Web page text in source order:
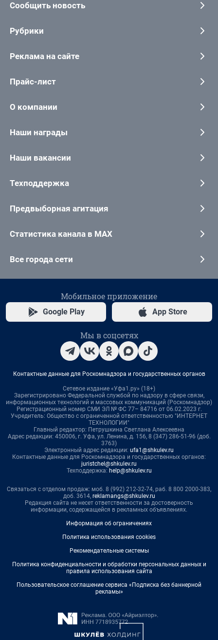
Сообщить новость
Рубрики
Реклама на сайте
Прайс-лист
О компании
Наши награды
Наши вакансии
Техподдержка
Предвыборная агитация
Статистика канала в MAX
Все города сети
Мобильное приложение
Google Play App Store
Мы в соцсетях
Контактные данные для Роскомнадзора и государственных органов
Сетевое издание «Уфа1.ру» (18+)
Зарегистрировано Федеральной службой по надзору в сфере связи,
информационных технологий и массовых коммуникаций (Роскомнадзор)
Регистрационный номер СМИ ЭЛ № ФС 77– 84716 от 06.02.2023 г.
Учредитель: Общество с ограниченной ответственностью "ИНТЕРНЕТ
ТЕХНОЛОГИИ"
Главный редактор: Петрушкина Светлана Алексеевна
Адрес редакции: 450006, г. Уфа, ул. Ленина, д. 156, 8 (347) 286-51-96 (доб.
3763)
Электронный адрес редакции: ufa1@shkulev.ru
Контактные данные для Роскомнадзора и государственных органов:
juristchel@shkulev.ru
Техподдержка: help@shkulev.ru
Связаться с отделом продаж: моб. 8 (992) 212-32-74, раб. 8 800 2000-383,
доб. 3614, reklamangs@shkulev.ru
Редакция сайта не несет ответственности за достоверность
информации, содержащейся в рекламных объявлениях.
Информация об ограничениях
Политика использования cookies
Рекомендательные системы
Политика конфиденциальности и обработки персональных данных и
правила использования сайта
Пользовательское соглашение сервиса «Подписка без баннерной
рекламы»